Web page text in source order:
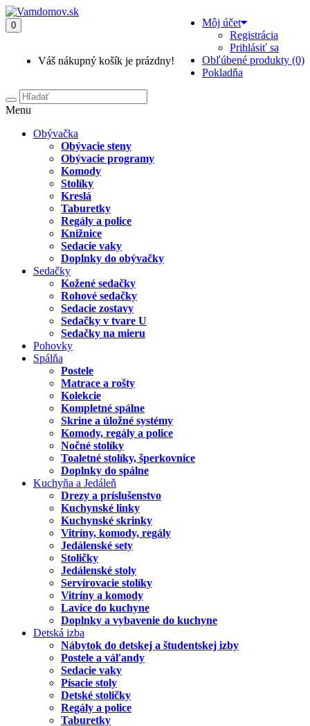
Môj účet
Registrácia
Prihlásiť sa
Obľúbené produkty (0)
Pokladňa
0
Váš nákupný košík je prázdny!
Menu
Obývačka
Obývacie steny
Obývacie programy
Komody
Stolíky
Kreslá
Taburetky
Regály a police
Knižnice
Sedacie vaky
Doplnky do obývačky
Sedačky
Kožené sedačky
Rohové sedačky
Sedacie zostavy
Sedačky v tvare U
Sedačky na mieru
Pohovky
Spálňa
Postele
Matrace a rošty
Kolekcie
Kompletné spálne
Skrine a úložné systémy
Komody, regály a police
Nočné stolíky
Toaletné stolíky, šperkovnice
Doplnky do spálne
Kuchyňa a Jedáleň
Drezy a príslušenstvo
Kuchynské linky
Kuchynské skrinky
Vitríny, komody, regály
Jedálenské sety
Stoličky
Jedálenské stoly
Servírovacie stolíky
Vitríny a komody
Lavice do kuchyne
Doplnky a vybavenie do kuchyne
Detská izba
Nábytok do detskej a študentskej izby
Postele a váľandy
Sedacie vaky
Písacie stoly
Detské stoličky
Regály a police
Taburetky